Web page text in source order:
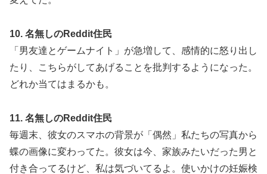
10. 名無しのReddit住民
「男友達とゲームナイト」が急増して、感情的に怒り出し
たり、こちらがしてあげることを批判するようになった。
どれか当てはまるかも。
11. 名無しのReddit住民
毎週末、彼女のスマホの背景が「偶然」私たちの写真から
蝶の画像に変わってた。彼女は今、家族みたいだった男と
付き合ってるけど、私は気づいてるよ。使いかけの妊娠検